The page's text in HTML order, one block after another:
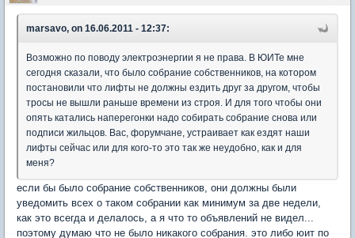
marsavo, on 16.06.2011 - 12:37:
Возможно по поводу электроэнергии я не права. В ЮИТе мне
сегодня сказали, что было собрание собственников, на котором
постановили что лифты не должны ездить друг за другом, чтобы
тросы не вышли раньше времени из строя. И для того чтобы они
опять катались наперегонки надо собирать собрание снова или
подписи жильцов. Вас, форумчане, устраивает как ездят наши
лифты сейчас или для кого-то это так же неудобно, как и для
меня?
если бы было собрание собственников, они должны были
уведомить всех о таком собрании как минимум за две недели,
как это всегда и делалось, а я что то объявлений не видел...
поэтому думаю что не было никакого собрания. это либо юит по